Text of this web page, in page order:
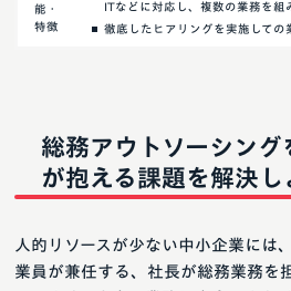
能・
特徴
ITなどに対応し、複数の業務を組
徹底したヒアリングを実施しての
総務アウトソーシン
が抱える課題を解決し
人的リソースが少ない中小企業には
業員が兼任する、社長が総務業務を